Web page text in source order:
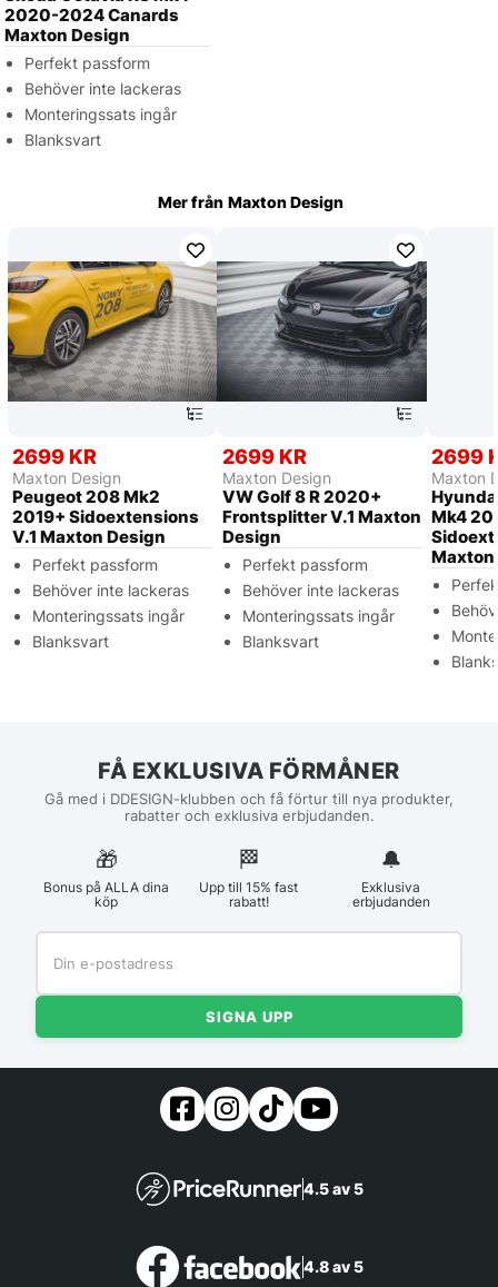
2020-2024 Canards
Maxton Design
Perfekt passform
Behöver inte lackeras
Monteringssats ingår
Blanksvart
Mer från Maxton Design
2699 KR
Maxton Design
Peugeot 208 Mk2
2019+ Sidoextensions
V.1 Maxton Design
Perfekt passform
Behöver inte lackeras
Monteringssats ingår
Blanksvart
2699 KR
Maxton Design
VW Golf 8 R 2020+
Frontsplitter V.1 Maxton
Design
Perfekt passform
Behöver inte lackeras
Monteringssats ingår
Blanksvart
2699
Maxton
Mk4
Maxton
FÅ EXKLUSIVA FÖRMÅNER
Gå med i DDESIGN-klubben och få förtur till nya produkter,
rabatter och exklusiva erbjudanden.
🎁
Bonus på ALLA dina
köp
🏁︎
Upp till 15% fast
rabatt!
🔔
Exklusiva
erbjudanden
SIGNA UPP
4.5 av 5
4.8 av 5